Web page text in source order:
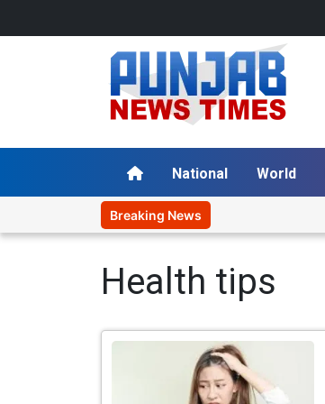
National World
Breaking News
Health tips